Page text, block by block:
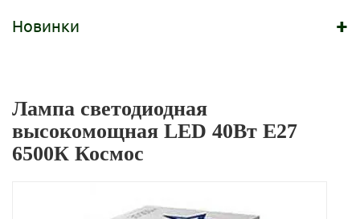
Новинки +
Лампа светодиодная
высокомощная LED 40Вт E27
6500К Космос